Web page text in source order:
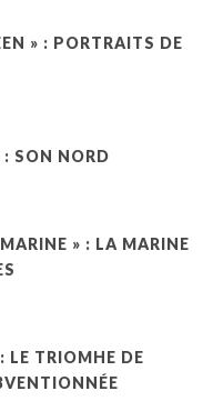
» : PORTRAITS DE
: SON NORD
» : LA MARINE
LE TRIOMHE DE